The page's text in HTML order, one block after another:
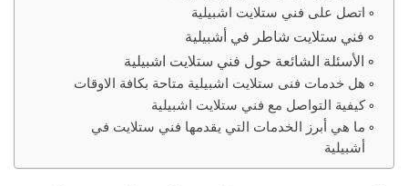
اتصل على فني ستلايت اشبيلية
فني ستلايت شاطر في أشبيلية
الأسئلة الشائعة حول فني ستلايت اشبيلية
هل خدمات فنى ستلايت اشبيلية متاحة بكافة الاوقات
كيفية التواصل مع فني ستلايت اشبيلية
ما هي أبرز الخدمات التي يقدمها فني ستلايت في
أشبيلية